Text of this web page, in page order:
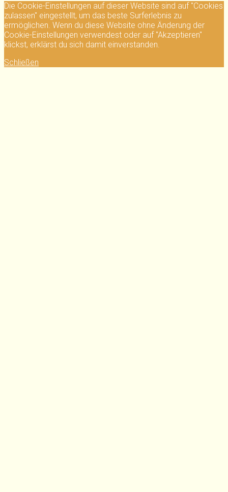
Die Cookie-Einstellungen auf dieser Website sind auf "Cookies
zulassen" eingestellt, um das beste Surferlebnis zu
ermöglichen. Wenn du diese Website ohne Änderung der
Cookie-Einstellungen verwendest oder auf "Akzeptieren"
klickst, erklärst du sich damit einverstanden.
Schließen